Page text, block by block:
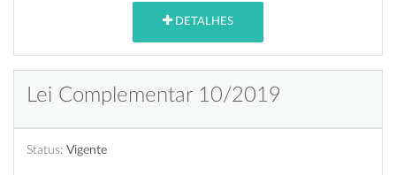
DETALHES
Lei Complementar 10/2019
Status: Vigente